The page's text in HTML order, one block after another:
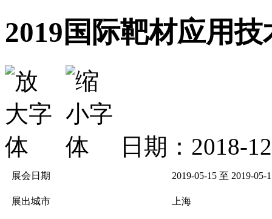
2019国际靶材应用
日期：2018-
展会日期 2019-05-15 至 2019-05-
展出城市 上海